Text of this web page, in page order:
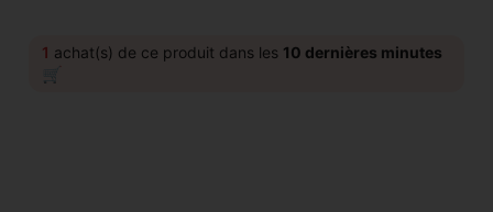
1 achat(s) de ce produit dans les 10 dernières minutes
🛒